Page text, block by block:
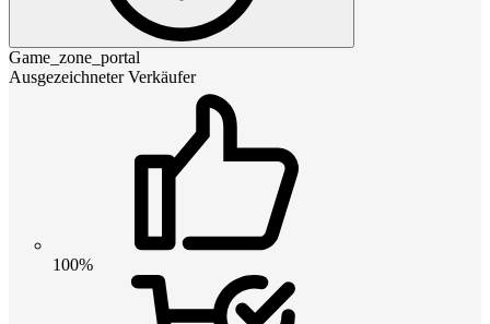
Game_zone_portal
Ausgezeichneter Verkäufer
100%